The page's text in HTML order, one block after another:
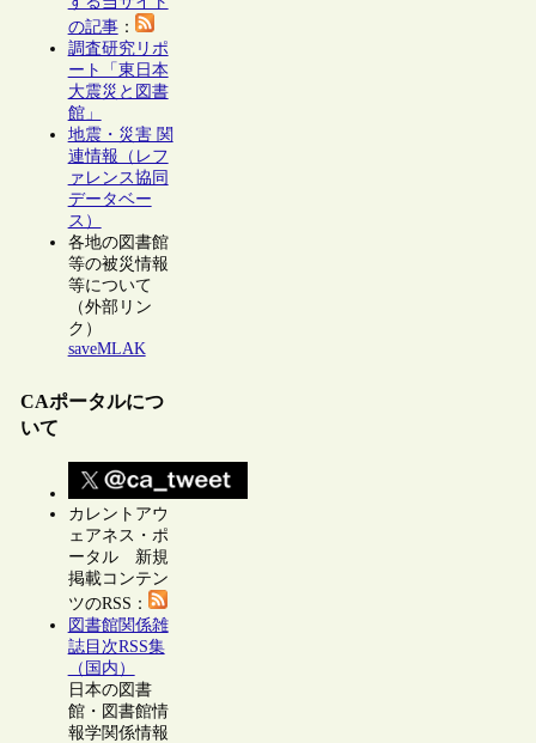
の記事：
調査研究リポ
ート「東日本
大震災と図書
館」
地震・災害 関
連情報（レフ
ァレンス協同
データベー
ス）
各地の図書館
等の被災情報
等について
（外部リン
ク）
saveMLAK
CAポータルにつ
いて
カレントアウ
ェアネス・ポ
ータル 新規
掲載コンテン
ツのRSS：
図書館関係雑
誌目次RSS集
（国内）
日本の図書
館・図書館情
報学関係情報